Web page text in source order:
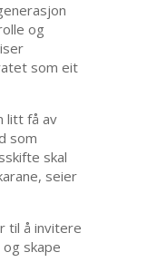
og
som eit
litt få av
som
skal
seier
til å invitere
skape